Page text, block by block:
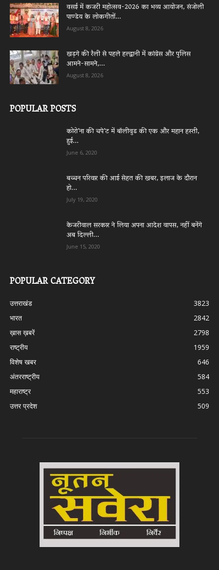
वसई में कजरी महोत्सव-2026 का भव्य आयोजन, संजोली
पाण्डेय के लोकगीतों...
August 8, 2026
खड़गे की रैली से पहले हल्द्वानी में कांग्रेस और पुलिस
आमने-सामने,...
August 8, 2026
POPULAR POSTS
कोरो’ना की चपे’ट में बॉलीवुड की एक और महान हस्ती,
हुई...
June 6, 2020
बच्चन परिवार की आई सेहत की खबर, इलाज के दौरान
हो...
July 19, 2020
केजरीवाल सरकार ने लिया अपना आदेश वापस, नहीं बनेंगे
अब दिल्ली...
June 15, 2020
POPULAR CATEGORY
उत्तराखंड
3823
भारत
2842
ख़ास ख़बरें
2798
राष्ट्रीय
1959
विशेष खबर
646
अंतरराष्ट्रीय
584
महाराष्ट्र
553
उत्तर प्रदेश
509